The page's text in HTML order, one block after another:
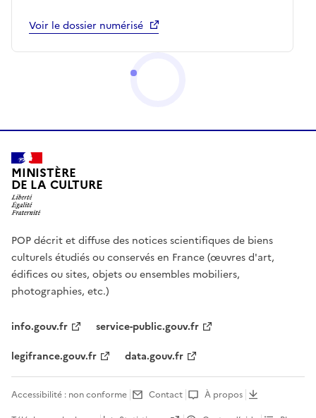
Voir le dossier numérisé
MINISTÈRE
DE LA CULTURE
POP décrit et diffuse des notices scientifiques de biens
culturels étudiés ou conservés en France (œuvres d'art,
édifices ou sites, objets ou ensembles mobiliers,
photographies, etc.)
info.gouv.fr
service-public.gouv.fr
legifrance.gouv.fr
data.gouv.fr
Accessibilité : non conforme Contact
À propos